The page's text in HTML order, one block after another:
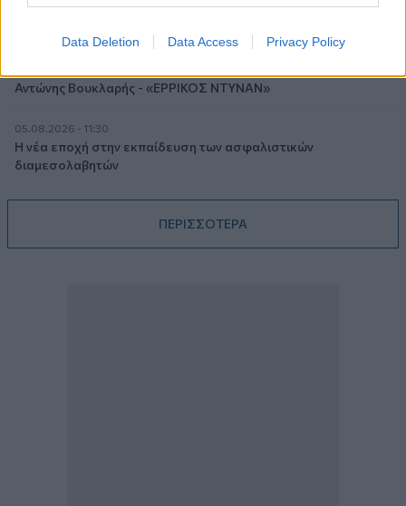
Data Deletion Data Access Privacy Policy
Ε.Ε και παράνομη μετανάστευση: προτάσεις και δράσεις με
Αντώνης Βουκλαρής - «ΕΡΡΙΚΟΣ ΝΤΥΝΑΝ»
05.08.2026 - 11:30
Η νέα εποχή στην εκπαίδευση των ασφαλιστικών
διαμεσολαβητών
ΠΕΡΙΣΣΟΤΕΡΑ